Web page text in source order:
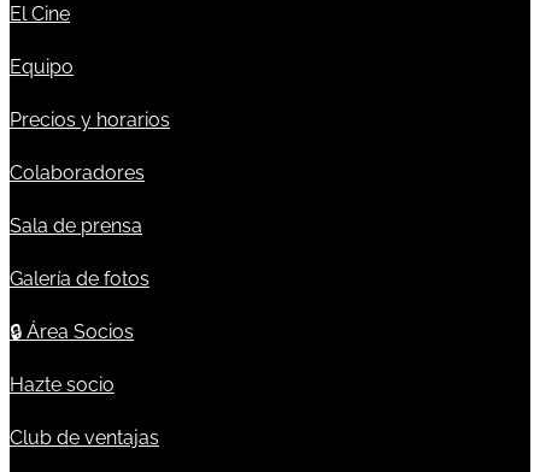
El Cine
Equipo
Precios y horarios
Colaboradores
Sala de prensa
Galería de fotos
🔒 Área Socios
Hazte socio
Club de ventajas